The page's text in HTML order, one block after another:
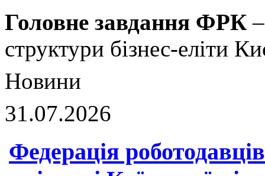
Головне завдання ФРК
структури бізнес-еліти
Новини
31.07.2026
Федерація